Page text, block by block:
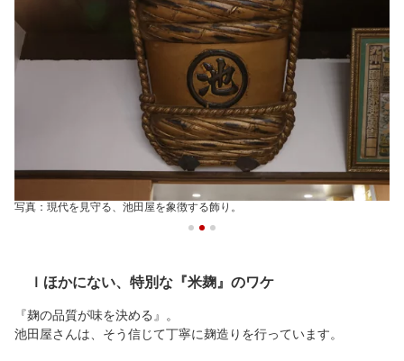
写真：現代を見守る、池田屋を象徴する飾り。
ｌほかにない、特別な『米麹』のワケ
『麹の品質が味を決める』。
池田屋さんは、そう信じて丁寧に麹造りを行っています。